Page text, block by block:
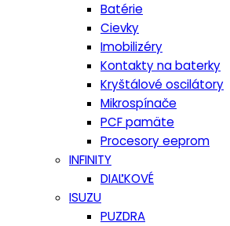
Batérie
Cievky
Imobilizéry
Kontakty na baterky
Kryštálové oscilátory
Mikrospínače
PCF pamäte
Procesory eeprom
INFINITY
DIAĽKOVÉ
ISUZU
PUZDRA